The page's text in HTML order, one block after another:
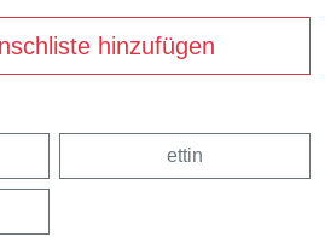
hinzufügen
ettin